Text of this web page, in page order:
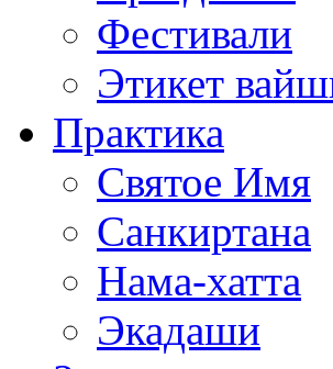
Фестивали
Этикет
Практика
Святое Имя
Санкиртана
Нама-хатта
Экадаши